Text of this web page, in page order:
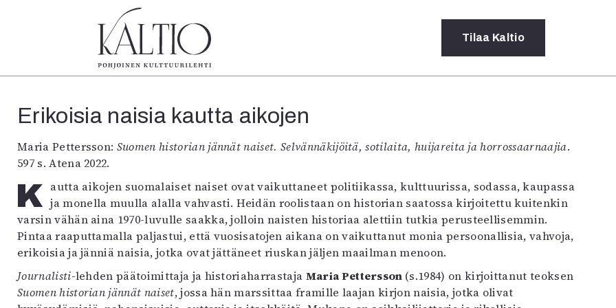
Tanssi
Tanssi
Sarjakuva
Sámegillii
Oulu2026
Musiikki
Levyt
4/2026
1/2026
5/2025 saame
5/2025
Lehtiarkisto
Tilaus ja
Yhteistyössä
Mediatiedot
Kaltio ry
Tilaa Kaltio
Erikoisia naisia kautta aikojen
Maria Pettersson: Suomen historian jännät naiset. Selvännäkijöitä, sotilaita, huijareita ja horrossaarnaajia.
597 s. Atena 2022.
Kautta aikojen suomalaiset naiset ovat vaikuttaneet politiikassa, kulttuurissa, sodassa, kaupassa ja monella muulla alalla vahvasti. Heidän roolistaan on historian saatossa kirjoitettu kuitenkin
varsin vähän aina 1970-luvulle saakka, jolloin naisten historiaa alettiin tutkia perusteellisemmin.
Pintaa raaputtamalla paljastui, että vuosisatojen aikana on vaikuttanut monia persoonallisia, vahvoja,
erikoisia ja jänniä naisia, jotka ovat jättäneet riuskan jäljen maailman menoon.
Journalisti-lehden päätoimittaja ja historiaharrastaja Maria Pettersson (s.1984) on kirjoittanut teoksen
Suomen historian jännät naiset, jossa hän marssittaa framille laajan kirjon naisia, jotka olivat